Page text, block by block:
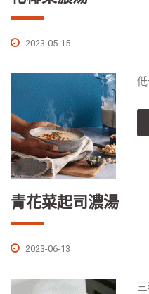
2023-05-15
青花菜起司濃湯
2023-06-13